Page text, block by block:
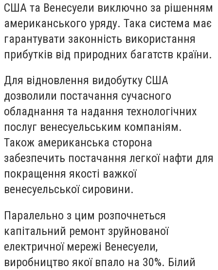
США та Венесуели виключно за рішенням
американського уряду. Така система має
гарантувати законність використання
прибутків від природних багатств країни.
Для відновлення видобутку США
дозволили постачання сучасного
обладнання та надання технологічних
послуг венесуельським компаніям.
Також американська сторона
забезпечить постачання легкої нафти для
покращення якості важкої
венесуельської сировини.
Паралельно з цим розпочнеться
капітальний ремонт зруйнованої
електричної мережі Венесуели,
виробництво якої впало на 30%. Білий